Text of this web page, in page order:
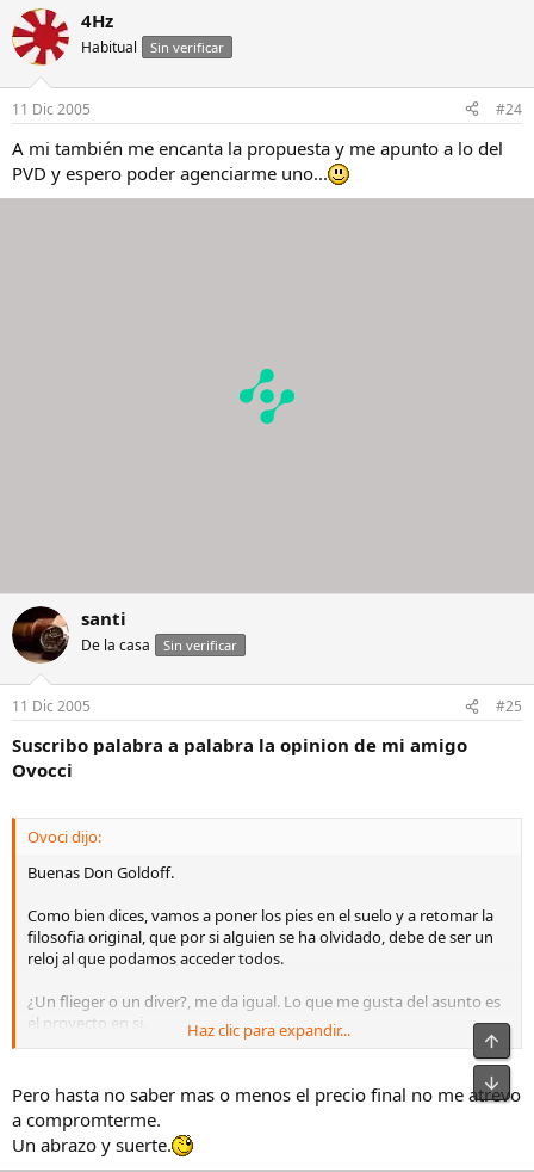
4Hz
Habitual Sin verificar
11 Dic 2005 #24
A mi también me encanta la propuesta y me apunto a lo del
PVD y espero poder agenciarme uno...
santi
De la casa Sin verificar
11 Dic 2005 #25
Suscribo palabra a palabra la opinion de mi amigo
Ovocci
Ovoci dijo:
Buenas Don Goldoff.
Como bien dices, vamos a poner los pies en el suelo y a retomar la
filosofia original, que por si alguien se ha olvidado, debe de ser un
reloj al que podamos acceder todos.
¿Un flieger o un diver?, me da igual. Lo que me gusta del asunto es
el proyecto en si.
movimientos cronograficos NOS, aunque tambien veo que ya has
pensado ese detalle y su posible solucion. Supongo que ya nos lo
iras contando. A mi personalmente, me encantaria un reloj con un
calibre antiguo, al estilo de lo que hicieron los de Stowa con los
Haz clic para expandir...
Pero hasta no saber mas o menos el precio final no me atrevo
a compromterme.
Un abrazo y suerte.